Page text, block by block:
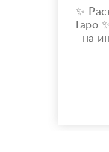
✨
Таро
на